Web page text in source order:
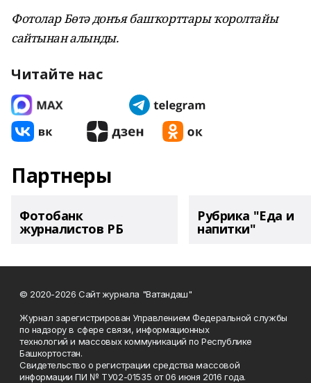
Фотолар Бөтә донъя башҡорттары ҡоролтайы
сайтынан алынды.
Читайте нас
Партнеры
Фотобанк
журналистов РБ
Рубрика "Еда и
напитки"
© 2020-2026 Сайт журнала "Ватандаш"
Журнал зарегистрирован Управлением Федеральной службы
по надзору в сфере связи, информационных
технологий и массовых коммуникаций по Республике
Башкортостан.
Свидетельство о регистрации средства массовой
информации ПИ № ТУ02-01535 от 06 июня 2016 года.